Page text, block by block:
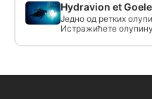
Dubina lokacije kreće
metara.
Hydravion et
Једно од ретких
Истражићете
америчка морнарица
Аериенне Интер-